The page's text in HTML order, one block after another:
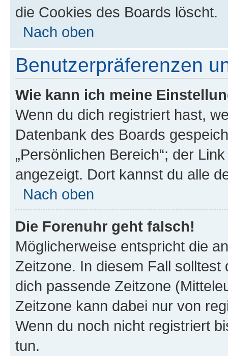
die Cookies des Boards löscht.
Nach oben
Benutzerpräferenzen
Wie kann ich meine
Wenn du dich registriert hast,
Datenbank des Boards
„Persönlichen Bereich“; der
angezeigt. Dort kannst du alle
Nach oben
Die Forenuhr geht falsch!
Möglicherweise entspricht die
Zeitzone. In diesem Fall solltest
dich passende Zeitzone
Zeitzone kann dabei nur von
Wenn du noch nicht registriert
tun.